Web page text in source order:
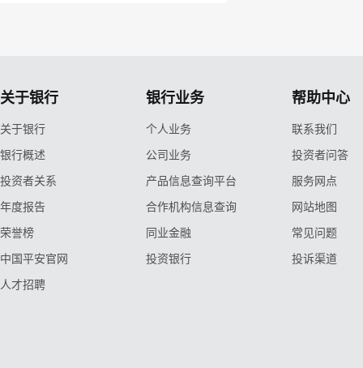
关于银行
关于银行
银行概述
投资者关系
年度报告
荣誉榜
中国平安官网
人才招聘
银行业务
个人业务
公司业务
产品信息查询平台
合作机构信息查询
同业金融
投资银行
帮助中心
联系我们
投资者问答
服务网点
网站地图
常见问题
投诉渠道